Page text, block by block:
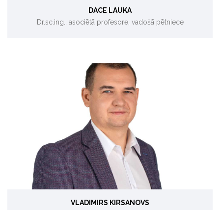
DACE LAUKA
Dr.sc.ing., asociētā profesore, vadošā pētniece
Bioenerģijas pārveidošana, gazifikācija
VLADIMIRS KIRSANOVS